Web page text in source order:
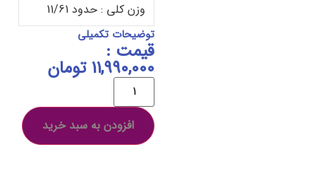
وزن کلی : حدود 11/61
توضیحات تکمیلی
قیمت :
11,990,000 تومان
افزودن به سبد خرید